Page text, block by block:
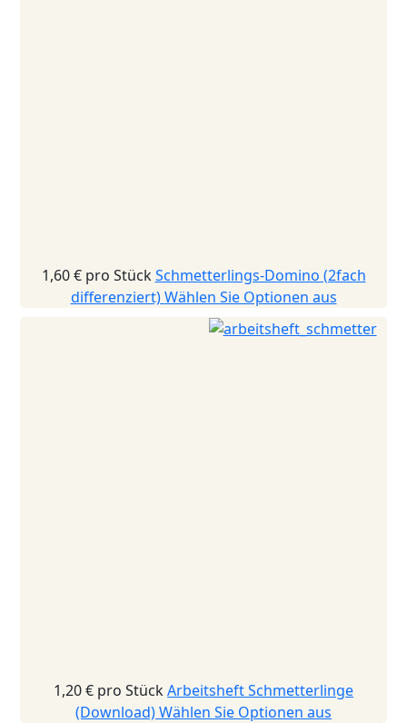
1,60 € pro Stück Schmetterlings-Domino (2fach
differenziert)Wählen Sie Optionen aus
1,20 € pro StückArbeitsheft Schmetterlinge
(Download)Wählen Sie Optionen aus